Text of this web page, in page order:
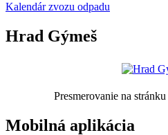
Kalendár zvozu odpadu
Hrad Gýmeš
Presmerovanie na stránku
Mobilná aplikácia